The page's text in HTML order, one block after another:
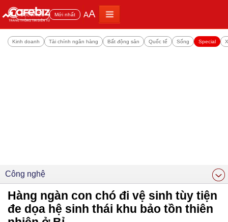
Đọc nhiều Mới nhất AA
Kinh doanh Tài chính ngân hàng Bất động sản Quốc tế Sống Special
Công nghệ
Hàng ngàn con chó đi vệ sinh tùy tiện
đe dọa hệ sinh thái khu bảo tồn thiên